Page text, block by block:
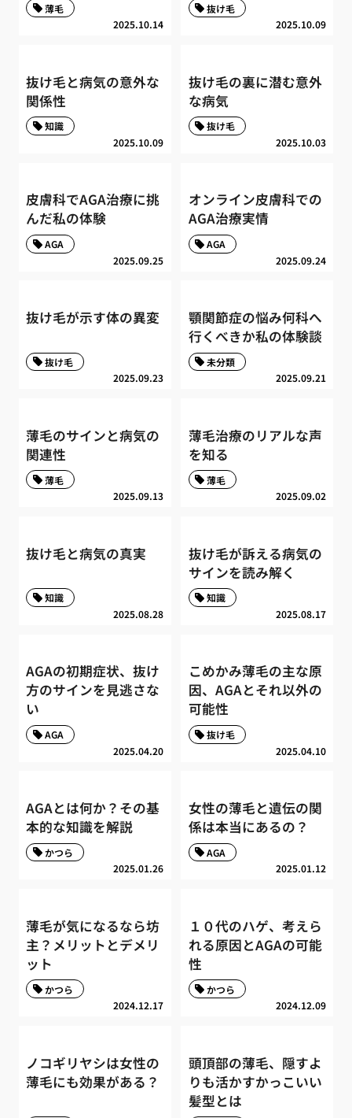
2025.10.14
薄毛
2025.10.09
抜け毛
抜け毛と病気の意外な
関係性
2025.10.09
知識
抜け毛の裏に潜む意外
な病気
2025.10.03
抜け毛
皮膚科でAGA治療に挑
んだ私の体験
2025.09.25
AGA
オンライン皮膚科での
AGA治療実情
2025.09.24
AGA
抜け毛が示す体の異変
2025.09.23
抜け毛
顎関節症の悩み何科へ
行くべきか私の体験談
2025.09.21
未分類
薄毛のサインと病気の
関連性
2025.09.13
薄毛
薄毛治療のリアルな声
を知る
2025.09.02
薄毛
抜け毛と病気の真実
2025.08.28
知識
抜け毛が訴える病気の
サインを読み解く
2025.08.17
知識
AGAの初期症状、抜け
方のサインを見逃さな
い
2025.04.20
AGA
こめかみ薄毛の主な原
因、AGAとそれ以外の
可能性
2025.04.10
抜け毛
AGAとは何か？その基
本的な知識を解説
2025.01.26
かつら
女性の薄毛と遺伝の関
係は本当にあるの？
2025.01.12
AGA
薄毛が気になるなら坊
主？メリットとデメリ
ット
2024.12.17
かつら
１０代のハゲ、考えら
れる原因とAGAの可能
性
2024.12.09
かつら
ノコギリヤシは女性の
薄毛にも効果がある？
頭頂部の薄毛、隠すよ
りも活かすかっこいい
髪型とは